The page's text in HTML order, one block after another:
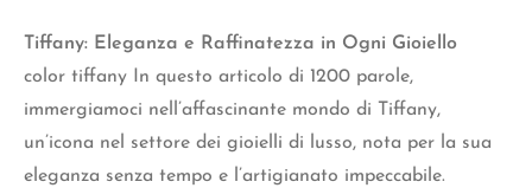
Tiffany: Eleganza e Raffinatezza in Ogni Gioiello
color tiffany In questo articolo di 1200 parole,
immergiamoci nell’affascinante mondo di Tiffany,
un’icona nel settore dei gioielli di lusso, nota per la sua
eleganza senza tempo e l’artigianato impeccabile.